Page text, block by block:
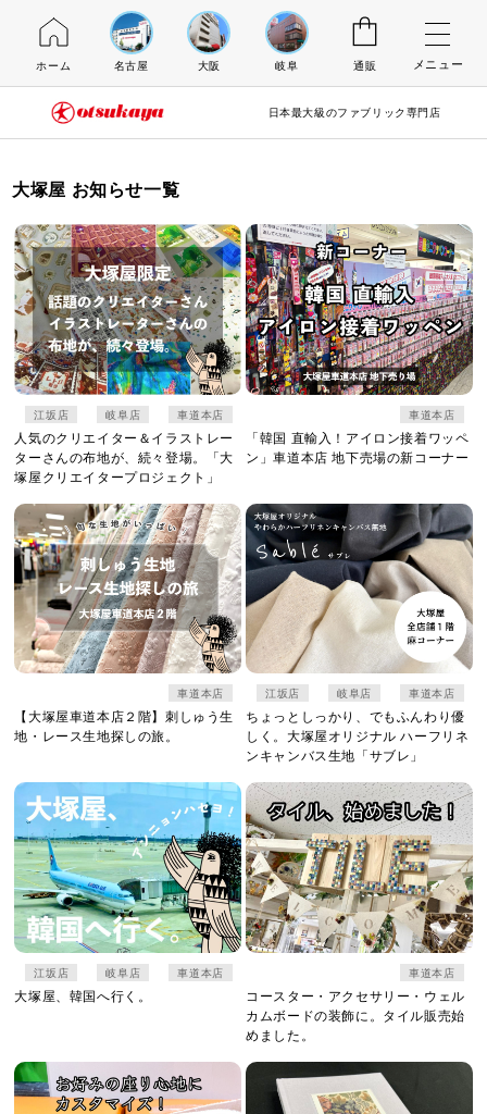
日本最大級のファブリック専門店
ホーム 名古屋 大阪 岐阜 通販 メニュー
大塚屋 お知らせ一覧
江坂店 岐阜店 車道本店
人気のクリエイター＆イラストレー
ターさんの布地が、続々登場。「大
塚屋クリエイタープロジェクト」
車道本店
「韓国 直輸入！アイロン接着ワッペ
ン」車道本店 地下売場の新コーナー
車道本店
【大塚屋車道本店２階】刺しゅう生
地・レース生地探しの旅。
江坂店 岐阜店 車道本店
ちょっとしっかり、でもふんわり優
しく。大塚屋オリジナル ハーフリネ
ンキャンバス生地「サブレ」
江坂店 岐阜店 車道本店
大塚屋、韓国へ行く。
車道本店
コースター・アクセサリー・ウェル
カムボードの装飾に。タイル販売始
めました。